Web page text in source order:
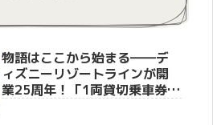
物語はここから始まる――デ
ィズニーリゾートラインが開
業25周年！「1両貸切乗車券」